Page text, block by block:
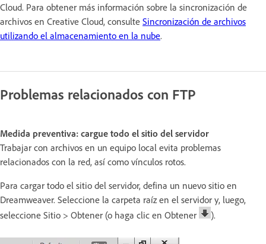
Cloud. Para obtener más información sobre la sincronización de
archivos en Creative Cloud, consulte Sincronización de archivos
utilizando el almacenamiento en la nube.
Problemas relacionados con FTP
Medida preventiva: cargue todo el sitio del servidor
Trabajar con archivos en un equipo local evita problemas
relacionados con la red, así como vínculos rotos.
Para cargar todo el sitio del servidor, defina un nuevo sitio en
Dreamweaver. Seleccione la carpeta raíz en el servidor y, luego,
seleccione Sitio > Obtener (o haga clic en Obtener
).